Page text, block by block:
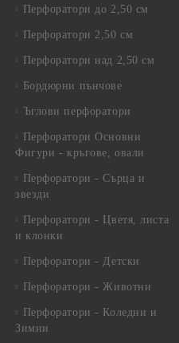
Перфоратори до 2,50 см
Перфоратори 2,50 см
Перфоратори над 2,50 см
Бордюрни пънчове
Ъглови перфоратори
Перфоратори Основни
Фигури - кръгове, овали
Перфоратори - Сърца и
звезди
Перфоратори - Цветя, листа
и клонки
Перфоратори - Детски
Перфоратори - Животни
Перфоратори - Коледни и
Зимни